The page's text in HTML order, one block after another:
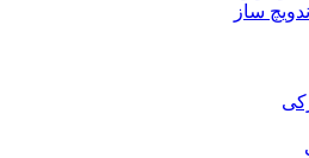
ساز